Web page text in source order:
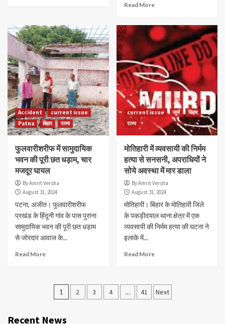
Read More
Accident
current issue
Patna
बिहार राज्य
फुलवारीशरीफ में सामुदायिक
भवन की पूरी छत धड़ाम, चार
मजदूर घायल
By Amrit Versha
August 31, 2024
पटना, अजीत। फुलवारीशरीफ
प्रखंड के हिंदूनी गांव के पास पुराना
सामुदायिक भवन की पूरी छत धड़ाम
से जोरदार आवाज के...
Read More
current issue जुर्म
बिहार
राज्य
मोतिहारी में व्यवसायी की निर्मम
हत्या से सनसनी, अपराधियों ने
सोये अवस्था में मार डाला
By Amrit Versha
August 31, 2024
मोतिहारी। बिहार के मोतिहारी जिले
के पकड़ीदयाल थाना क्षेत्र में एक
व्यवसायी की निर्मम हत्या की घटना ने
इलाके में...
Read More
Posts
1 2 3 4 … 41 Next
Recent News